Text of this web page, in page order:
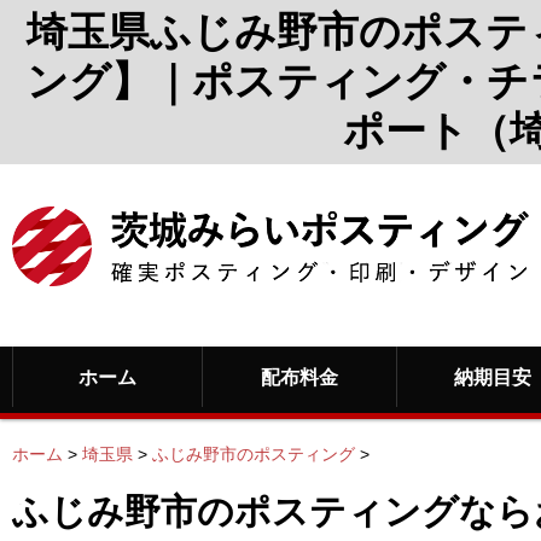
埼玉県ふじみ野市のポス
ング】｜ポスティング・
ポート（
ホーム 配布料金 納期目安
ホーム > 埼玉県 > ふじみ野市のポスティング >
ふじみ野市のポスティングな